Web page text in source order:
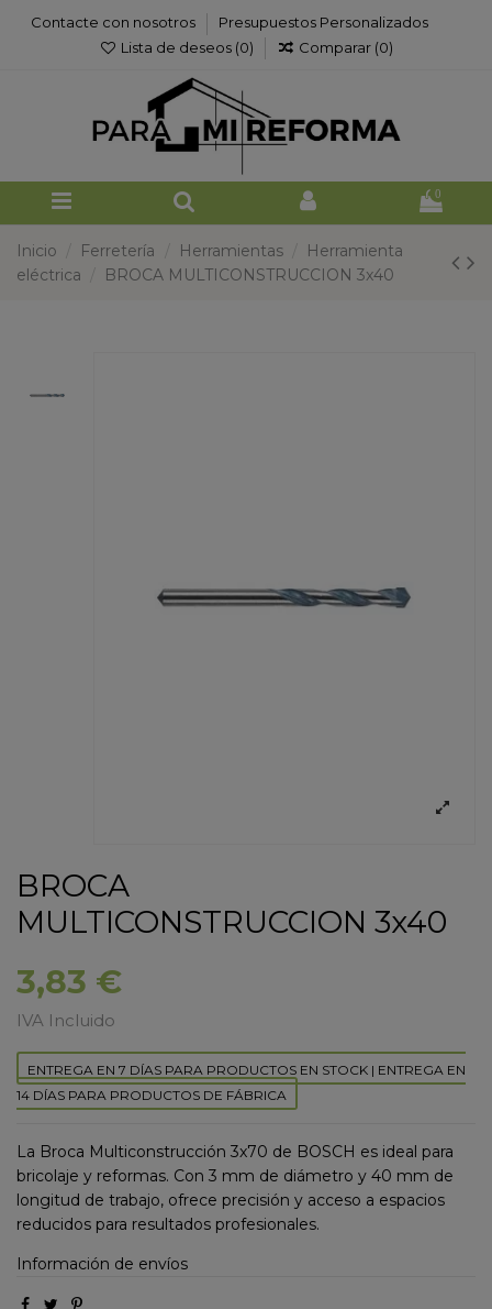
Contacte con nosotros
Presupuestos Personalizados
Lista de deseos (0) Comparar (0)
0
Inicio Ferretería Herramientas
Herramienta
eléctrica
BROCA MULTICONSTRUCCION 3x40
BROCA
MULTICONSTRUCCION 3x40
3,83 €
IVA Incluido
ENTREGA EN 7 DÍAS PARA PRODUCTOS EN STOCK | ENTREGA EN
14 DÍAS PARA PRODUCTOS DE FÁBRICA
La Broca Multiconstrucción 3x70 de BOSCH es ideal para
bricolaje y reformas. Con 3 mm de diámetro y 40 mm de
longitud de trabajo, ofrece precisión y acceso a espacios
reducidos para resultados profesionales.
Información de envíos